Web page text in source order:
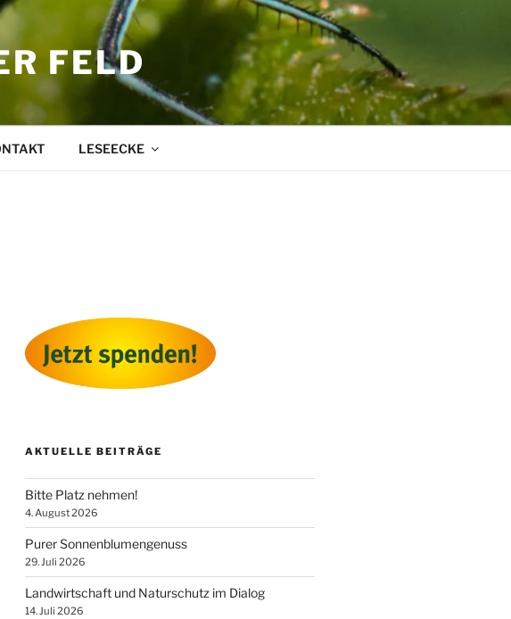
FELD
LESEECKE
AKTUELLE BEITRÄGE
Bitte Platz nehmen!
4. August 2026
Purer Sonnenblumengenuss
29. Juli 2026
Landwirtschaft und Naturschutz im Dialog
14. Juli 2026